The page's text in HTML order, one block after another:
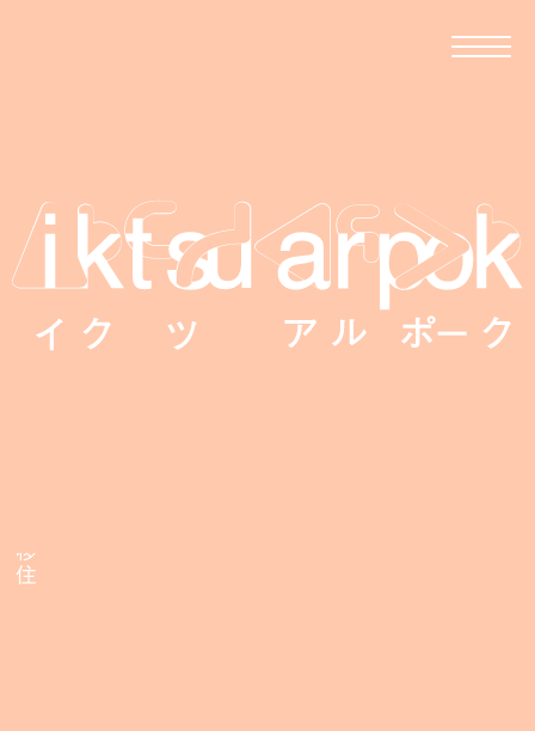
移住者が伝える、波佐見への移住